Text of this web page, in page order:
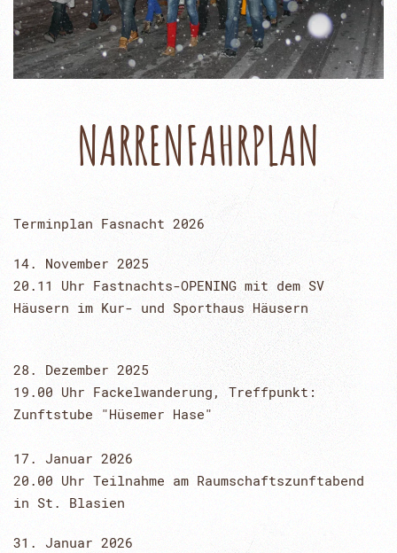
NARRENFAHRPLAN
Terminplan Fasnacht 2026
14. November 2025
20.11 Uhr Fastnachts-OPENING mit dem SV
Häusern im Kur- und Sporthaus Häusern
28. Dezember 2025
19.00 Uhr Fackelwanderung, Treffpunkt:
Zunftstube "Hüsemer Hase"
17. Januar 2026
20.00 Uhr Teilnahme am Raumschaftszunftabend
in St. Blasien
31. Januar 2026